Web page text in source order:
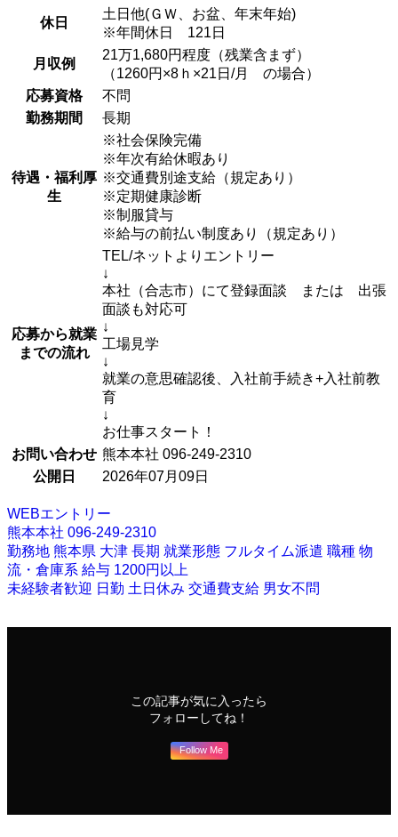
休日
土日他(ＧＷ、お盆、年末年始)
※年間休日 121日
月収例
21万1,680円程度（残業含まず）
（1260円×8ｈ×21日/月 の場合）
応募資格
不問
勤務期間
長期
待遇・福利厚
生
※社会保険完備
※年次有給休暇あり
※交通費別途支給（規定あり）
※定期健康診断
※制服貸与
※給与の前払い制度あり（規定あり）
応募から就業
までの流れ
TEL/ネットよりエントリー
↓
本社（合志市）にて登録面談 または 出張
面談も対応可
↓
工場見学
↓
就業の意思確認後、入社前手続き+入社前教
育
↓
お仕事スタート！
お問い合わせ 熊本本社 096-249-2310
公開日
2026年07月09日
WEBエントリー
熊本本社 096-249-2310
勤務地 熊本県 大津 長期 就業形態 フルタイム派遣 職種 物
流・倉庫系 給与 1200円以上
未経験者歓迎 日勤 土日休み 交通費支給 男女不問
この記事が気に入ったら
フォローしてね！
Follow Me